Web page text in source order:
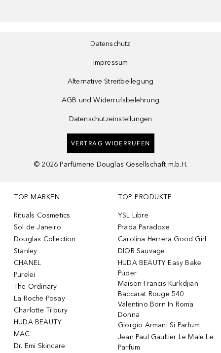
Datenschutz
Impressum
Alternative Streitbeilegung
AGB und Widerrufsbelehrung
Datenschutzeinstellungen
VERTRAG WIDERRUFEN
© 2026 Parfümerie Douglas Gesellschaft m.b.H.
TOP MARKEN
Rituals Cosmetics
Sol de Janeiro
Douglas Collection
Stanley
CHANEL
Purelei
The Ordinary
La Roche-Posay
Charlotte Tilbury
HUDA BEAUTY
MAC
Dr. Emi Skincare
TOP PRODUKTE
YSL Libre
Prada Paradoxe
Carolina Herrera Good Girl
DIOR Sauvage
HUDA BEAUTY Easy Bake
Puder
Maison Francis Kurkdjian
Baccarat Rouge 540
Valentino Born In Roma
Donna
Giorgio Armani Si Parfum
Jean Paul Gaultier Le Male Le
Parfum